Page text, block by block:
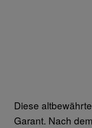
Diese
Garant. Nach